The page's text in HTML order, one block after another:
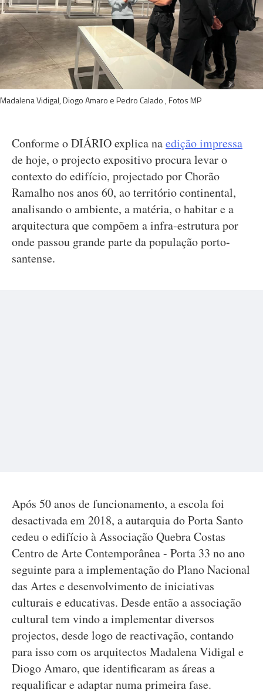
Madalena Vidigal, Diogo Amaro e Pedro Calado , Fotos MP
Conforme o DIÁRIO explica naedição impressa
de hoje, o projecto expositivo procura levar o
contexto do edifício, projectado por Chorão
Ramalho nos anos 60, ao território continental,
analisando o ambiente, a matéria, o habitar e a
arquitectura que compõem a infra-estrutura por
onde passou grande parte da população porto-
santense.
Após 50 anos de funcionamento, a escola foi
desactivada em 2018, a autarquia do Porta Santo
cedeu o edifício à Associação Quebra Costas
Centro de Arte Contemporânea - Porta 33 no ano
seguinte para a implementação do Plano Nacional
das Artes e desenvolvimento de iniciativas
culturais e educativas. Desde então a associação
cultural tem vindo a implementar diversos
projectos, desde logo de reactivação, contando
para isso com os arquitectos Madalena Vidigal e
Diogo Amaro, que identificaram as áreas a
requalificar e adaptar numa primeira fase.